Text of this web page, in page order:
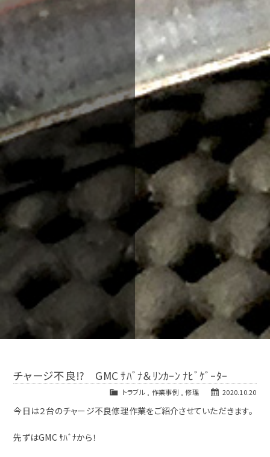
チャージ不良⁉ GMC ｻﾊﾞﾅ＆ﾘﾝｶｰﾝ ﾅﾋﾞｹﾞｰﾀｰ
2020.10.20
トラブル, 作業事例 ,修理
今日は２台のチャージ不良修理作業をご紹介させていただきます。
先ずはGMC ｻﾊﾞﾅから！